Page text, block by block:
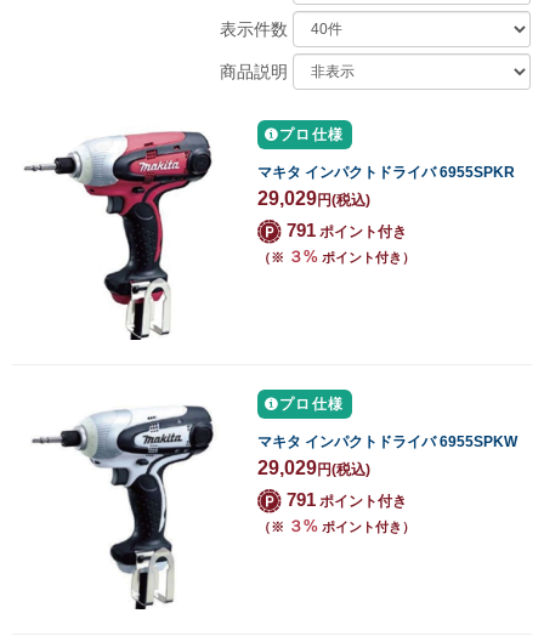
表示件数
商品説明
プロ仕様
マキタ インパクトドライバ 6955SPKR
29,029円(税込)
791 ポイント付き
（※ ３% ポイント付き）
プロ仕様
マキタ インパクトドライバ 6955SPKW
29,029円(税込)
791 ポイント付き
（※ ３% ポイント付き）